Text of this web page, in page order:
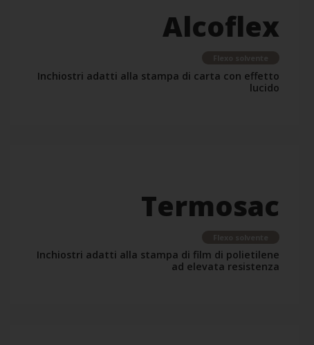
Alcoflex
Inchiostri adatti alla stampa di carta con effetto
lucido
Termosac
Inchiostri adatti alla stampa di film di polietilene
ad elevata resistenza